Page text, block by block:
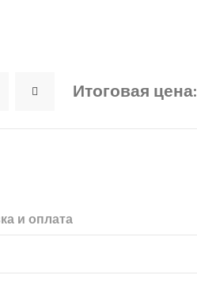
Итоговая цена:
и оплата